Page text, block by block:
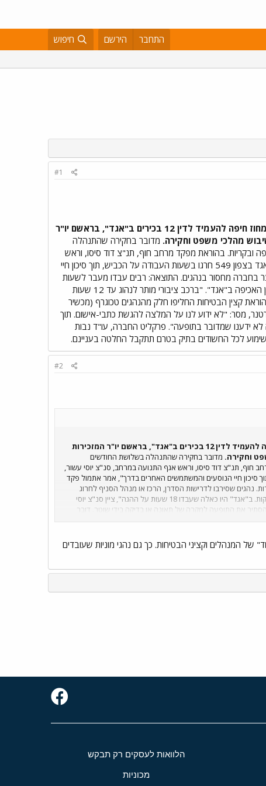
התחבר הירשם חיפוש
#1
המשטרה ממליצה לפרקליטות מחוז חיפה להעמיד לדין 12 בכירים ב"אגד", בראשם יו"ר
מהלכי משפט וחקירה. מדובר בחקירה שהתנהלה
בהוראת מפקד מרחב חוף, תנ"צ דוד סיסו, וראש
אגף התנועה במרחב, סנ"צ יוסי עשור, מונה צוות חקירה מיוחד שבראשו עומד פקד חיים חלפון. "מתוך 686 נהגי אגד בצפון 549 חרגו בשעות העבודה על הכביש, תוך סיכון חיי
בחברה מחסור בנהגים. התוצאה: רבים עבדו מעבר לשעות
המותרות. נהגים שסירבו לדרישות הסדרן, הרכז או מנהל הסניף לחרוג משעות העבודה הסתכנו בטיפול בידי מנגנון האכיפה ב"אגד". "ברכב ציבורי מותר לנהוג עד 12 שעות
לחוקרים נודע כי בהוראת קצין הבטיחות החליפו חלק מהנהגים טכוגרף (מכשיר
מסר: "לא ידוע לנו על המלצה להגשת כתבי-אישום. תוך
מעבר ל-12 שעות ביממה. עד שהחלה הבדיקה לא ידענו שמדובר בתופעה". פרקליט החברה, עו"ד נבות
לכל החשודים בתיק בטרם תתקבל החלטה בעניינם.
#2
המשטרה ממליצה לפרקליטות מחוז חיפה להעמיד לדין 12 בכירים ב"אגד", בראשם יו"ר המזכירות
וחקירה. מדובר בחקירה שהתנהלה בשלושת החודשים
תנ"צ דוד סיסו, וראש אגף התנועה במרחב, סנ"צ יוסי עשור,
נהגי אגד בצפון 549 חרגו בשעות העבודה על הכביש, תוך סיכון חיי הנוסעים והמשתמשים האחרים בדרך", אמר אתמול פקד
נהגים שסירבו לדרישות הסדרן, הרכז או מנהל הסניף לחרוג
משעות העבודה הסתכנו בטיפול בידי מנגנון האכיפה ב"אגד". "ברכב ציבורי מותר לנהוג עד 12 שעות ביום, וגם זה עם הפסקות. ב"אגד" היו כאלה שעבדו 18 שעות על ההגה", ציין סנ"צ יוסי
את התופעה למקרה של תאונה או בדיקה בידי שוטר. דובר
על הודעת המשטרה בפרשה ודרש לקיים שימוע לכל החשודים בתיק
של המנהלים וקציני הבטיחות. כך גם נהגי מוניות שעובדים
הלוואות לעסקים רק תבקש
מכוניות